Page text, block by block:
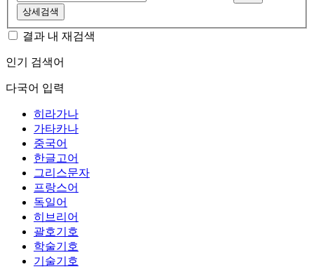
상세검색
결과 내 재검색
인기 검색어
다국어 입력
히라가나
가타카나
중국어
한글고어
그리스문자
프랑스어
독일어
히브리어
괄호기호
학술기호
기술기호